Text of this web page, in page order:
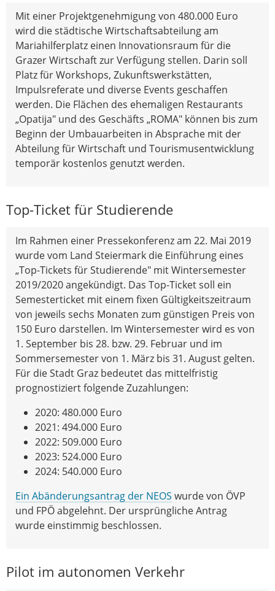
Mit einer Projektgenehmigung von 480.000 Euro
wird die städtische Wirtschaftsabteilung am
Mariahilferplatz einen Innovationsraum für die
Grazer Wirtschaft zur Verfügung stellen. Darin soll
Platz für Workshops, Zukunftswerkstätten,
Impulsreferate und diverse Events geschaffen
werden. Die Flächen des ehemaligen Restaurants
„Opatija" und des Geschäfts „ROMA" können bis zum
Beginn der Umbauarbeiten in Absprache mit der
Abteilung für Wirtschaft und Tourismusentwicklung
temporär kostenlos genutzt werden.
Top-Ticket für Studierende
Im Rahmen einer Pressekonferenz am 22. Mai 2019
wurde vom Land Steiermark die Einführung eines
„Top-Tickets für Studierende" mit Wintersemester
2019/2020 angekündigt. Das Top-Ticket soll ein
Semesterticket mit einem fixen Gültigkeitszeitraum
von jeweils sechs Monaten zum günstigen Preis von
150 Euro darstellen. Im Wintersemester wird es von
1. September bis 28. bzw. 29. Februar und im
Sommersemester von 1. März bis 31. August gelten.
Für die Stadt Graz bedeutet das mittelfristig
prognostiziert folgende Zuzahlungen:
2020: 480.000 Euro
2021: 494.000 Euro
2022: 509.000 Euro
2023: 524.000 Euro
2024: 540.000 Euro
Ein Abänderungsantrag der NEOS wurde von ÖVP
und FPÖ abgelehnt. Der ursprüngliche Antrag
wurde einstimmig beschlossen.
Pilot im autonomen Verkehr